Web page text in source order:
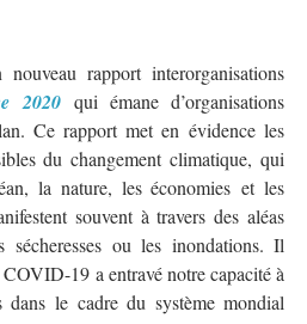
rapport interorganisations
2020qui émane d’organisations
Ce rapport met en évidence les
du changement climatique, qui
la nature, les économies et les
souvent à travers des aléas
sécheresses ou les inondations. Il
19 a entravé notre capacité à
dans le cadre du système mondial